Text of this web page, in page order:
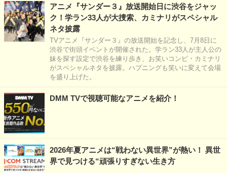
アニメ『サンダー３』放送開始日に渋谷をジャッ
ク！学ラン33人が大捜索、カミナリがスペシャル
ネタ披露
TVアニメ『サンダー３』の放送開始を記念し、7月8日に
渋谷で街頭イベントが開催された。学ラン33人が主人公の
妹を探す設定で渋谷を練り歩き、お笑いコンビ・カミナリ
がスペシャルネタを披露。ハプニングも笑いに変えて会場
を盛り上げた。
DMM TVで視聴可能なアニメを紹介！
2026年夏アニメは“戦わない異世界”が熱い！ 異世
界で見つける“頑張りすぎない生き方